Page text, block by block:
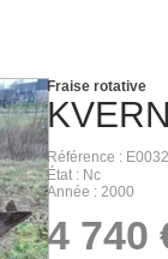
Fraise rotative
Référence
État
Nc
Année
2000
4 740